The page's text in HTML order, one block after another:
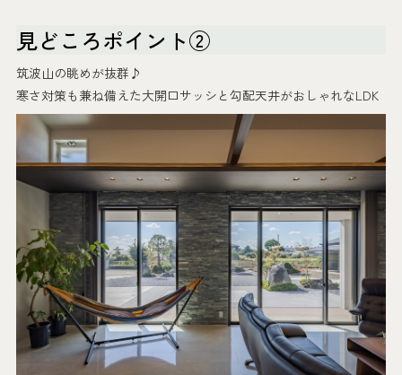
見どころポイント②
筑波山の眺めが抜群♪
寒さ対策も兼ね備えた大開口サッシと勾配天井がおしゃれなLDK